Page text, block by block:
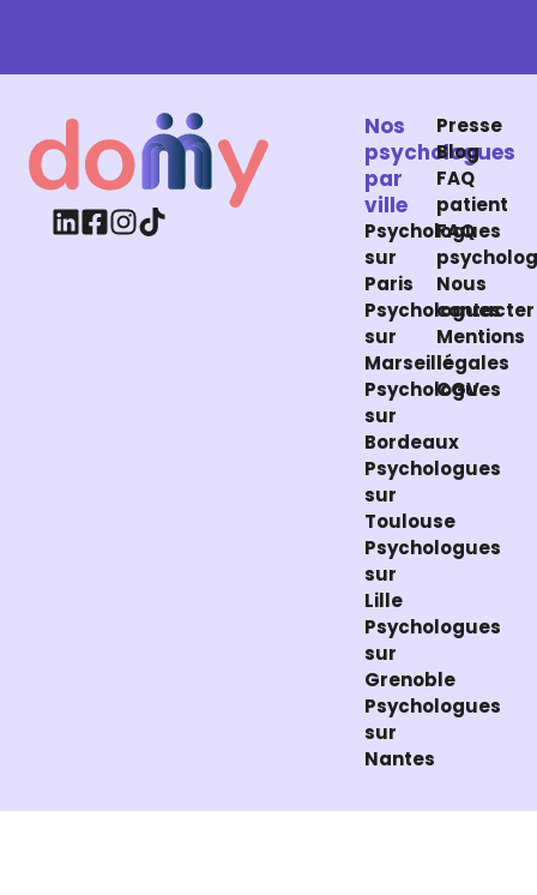
Nos
psychologues
par
ville
Psychologues
sur
Paris
Psychologues
sur
Marseille
Psychologues
sur
Bordeaux
Psychologues
sur
Toulouse
Psychologues
sur
Lille
Psychologues
sur
Grenoble
Psychologues
sur
Nantes
Presse
Blog
FAQ
patient
FAQ
Nous
contacter
Mentions
légales
CGV